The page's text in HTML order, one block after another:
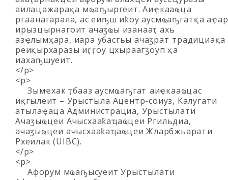
аилацәажәарақәа мҩаҧыргеит. Аиҿкааҩцәа
ргәаанагарала, ас еиҧш иҟоу аусмҩаҧгатәқәа аҿар
ирызцәырнагоит ачаӡҩы изанааҭ ахь
азҿлымҳара, иара убасгьы ачаӡратә традициақәа
реиқәырхаразы иӷәӷәоу цхыраагӡоуп ҳәа
иахәаҧшуеит.
</p>
<p>
Зымҽхак ҭбааз аусмҩаҧгатә аиҿкааҩцәас
иқәгылеит – Урыстәыла Ацентр-соиуз, Калугатәи
атәылаҿацәа Администрациа, Урыстәылатәи
Ачаӡыҩцәеи Ачысхааҟаҵаҩцәеи Ргильдиа,
ачаӡыҩцәеи ачысхааҟаҵаҩцәеи Жәларбжьаратәи
Рхеилак (UIBC).
</p>
<p>
Афорум мҩаҧысуеит Урыстәылатәи